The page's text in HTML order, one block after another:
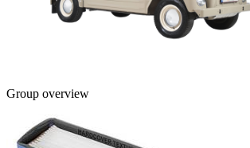
Group overview